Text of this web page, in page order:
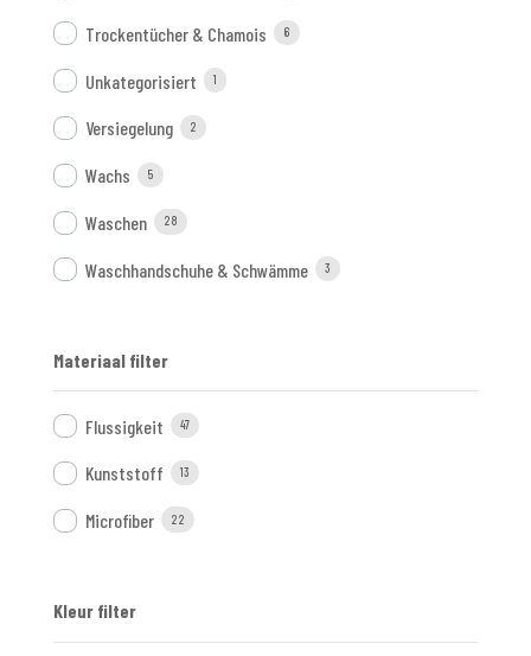
Trockentücher & Chamois 6
Unkategorisiert 1
Versiegelung 2
Wachs 5
Waschen 28
Waschhandschuhe & Schwämme 3
Materiaal filter
Flussigkeit 47
Kunststoff 13
Microfiber 22
Kleur filter